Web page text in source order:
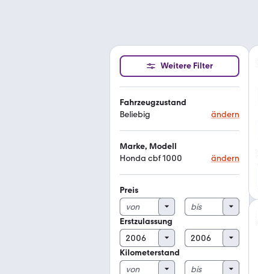
Weitere Filter
Fahrzeugzustand
Beliebig
ändern
Marke, Modell
Honda cbf 1000
ändern
Preis
Erstzulassung
Kilometerstand